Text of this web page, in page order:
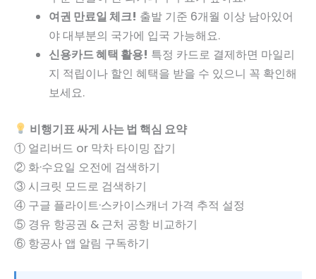
여권 만료일 체크! 출발 기준 6개월 이상 남아있어
야 대부분의 국가에 입국 가능해요.
신용카드 혜택 활용! 특정 카드로 결제하면 마일리
지 적립이나 할인 혜택을 받을 수 있으니 꼭 확인해
보세요.
비행기표 싸게 사는 법 핵심 요약
① 얼리버드 or 막차 타이밍 잡기
② 화·수요일 오전에 검색하기
③ 시크릿 모드로 검색하기
④ 구글 플라이트·스카이스캐너 가격 추적 설정
⑤ 경유 항공권 & 근처 공항 비교하기
⑥ 항공사 앱 알림 구독하기